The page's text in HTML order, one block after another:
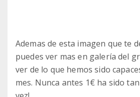
Ademas de esta imagen que te
puedes ver mas en galería del
ver de lo que hemos sido
mes. Nunca antes 1€ ha sido